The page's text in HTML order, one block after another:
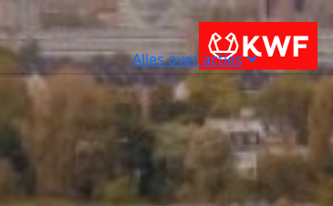
Alles over acties